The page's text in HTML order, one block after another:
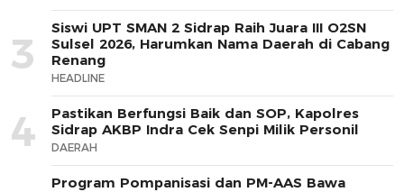
3
Siswi UPT SMAN 2 Sidrap Raih Juara III O2SN
Sulsel 2026, Harumkan Nama Daerah di Cabang
Renang
HEADLINE
4
Pastikan Berfungsi Baik dan SOP, Kapolres
Sidrap AKBP Indra Cek Senpi Milik Personil
DAERAH
Program Pompanisasi dan PM-AAS Bawa